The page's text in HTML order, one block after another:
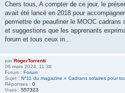
Chers tous, A compter de ce jour, le
avait été lancé en 2018 pour
permettre de peaufiner le MOOC cadrans
et suggestions que les apprenants
forum et tous ceux in...
par RogerTorrenti
06 mars 2024, 11:38
Forum : Forum
Sujet : N°11 du magazine « Cadrans solaires pour
Réponses : 0
Vues : 557323